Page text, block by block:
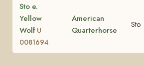
Sto e.
Yellow
Wolf U
0081694
American
Quarterhorse
Sto